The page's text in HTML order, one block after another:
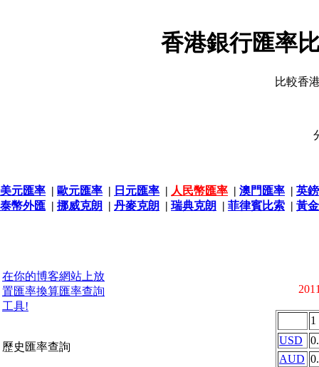
香港銀行匯率
比較香
美元匯率 | 歐元匯率 | 日元匯率 | 人民幣匯率 | 澳門匯率 | 英
泰幣外匯 | 挪威克朗 | 丹麥克朗 | 瑞典克朗 | 菲律賓比索 | 黃
在你的博客網站上放
置匯率換算匯率查詢
工具!
歷史匯率查詢
1
USD
AUD